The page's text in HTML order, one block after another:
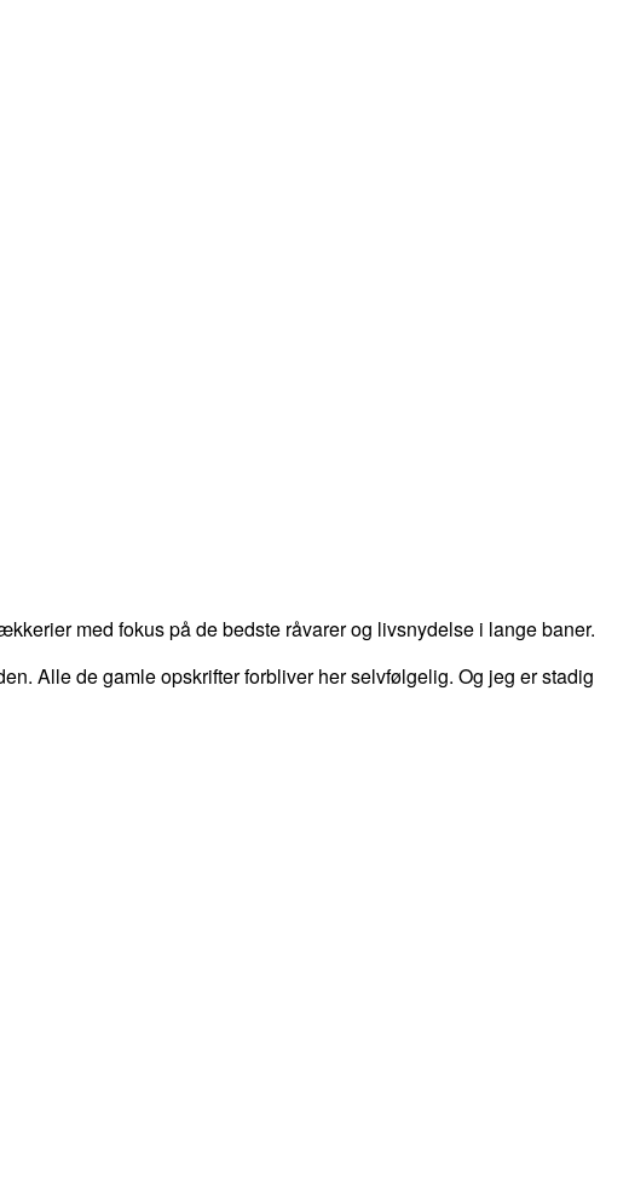
med fokus på de bedste råvarer og livsnydelse i lange baner.
Alle de gamle opskrifter forbliver her selvfølgelig. Og jeg er stadig